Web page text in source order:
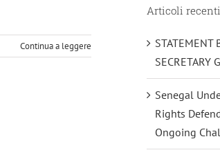
Continua a leggere
Articoli recenti
STATEMENT
SECRETARY
Senegal
Rights
Ongoing